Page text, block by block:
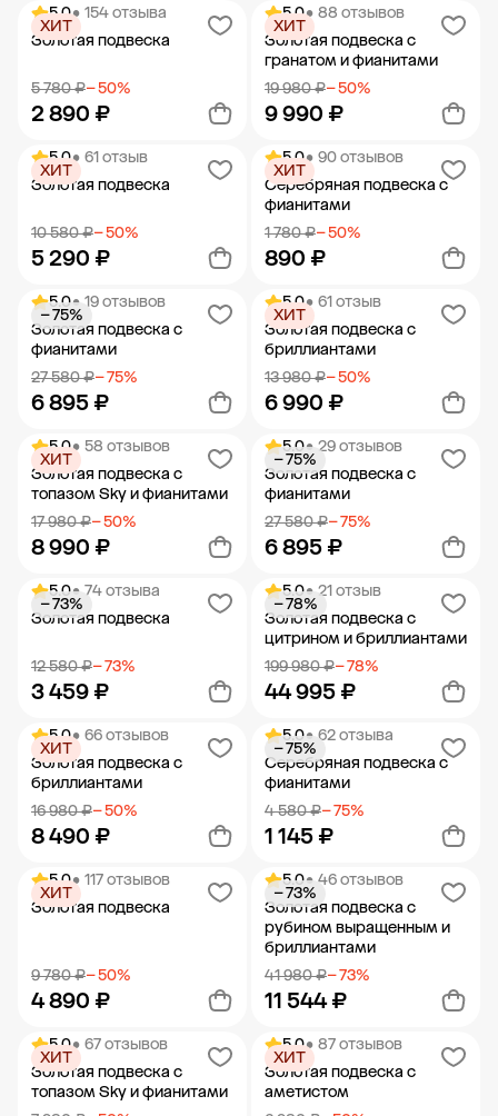
Добавить в корзину Добавить в корзину
5.0• 154 отзыва
Золотая подвеска
5 780 ₽− 50%
2 890 ₽
ХИТ
Добавить в корзину
5.0• 88 отзывов
Золотая подвеска с
гранатом и фианитами
19 980 ₽− 50%
9 990 ₽
ХИТ
Добавить в корзину
5.0• 61 отзыв
Золотая подвеска
10 580 ₽− 50%
5 290 ₽
ХИТ
Добавить в корзину
5.0• 90 отзывов
Серебряная подвеска с
фианитами
1 780 ₽− 50%
890 ₽
ХИТ
Добавить в корзину
5.0• 19 отзывов
Золотая подвеска с
фианитами
27 580 ₽− 75%
6 895 ₽
− 75%
Добавить в корзину
5.0• 61 отзыв
Золотая подвеска с
бриллиантами
13 980 ₽− 50%
6 990 ₽
ХИТ
Добавить в корзину
5.0• 58 отзывов
Золотая подвеска с
топазом Sky и фианитами
17 980 ₽− 50%
8 990 ₽
ХИТ
Добавить в корзину
5.0• 29 отзывов
Золотая подвеска с
фианитами
27 580 ₽− 75%
6 895 ₽
− 75%
Добавить в корзину
5.0• 74 отзыва
Золотая подвеска
12 580 ₽− 73%
3 459 ₽
− 73%
Добавить в корзину
5.0• 21 отзыв
Золотая подвеска с
цитрином и бриллиантами
199 980 ₽− 78%
44 995 ₽
− 78%
Добавить в корзину
5.0• 66 отзывов
Золотая подвеска с
бриллиантами
16 980 ₽− 50%
8 490 ₽
ХИТ
Добавить в корзину
5.0• 62 отзыва
Серебряная подвеска с
фианитами
4 580 ₽− 75%
1 145 ₽
− 75%
Добавить в корзину
5.0• 117 отзывов
Золотая подвеска
9 780 ₽− 50%
4 890 ₽
ХИТ
Добавить в корзину
5.0• 46 отзывов
Золотая подвеска с
рубином выращенным и
бриллиантами
41 980 ₽− 73%
11 544 ₽
− 73%
Добавить в корзину
5.0• 67 отзывов
Золотая подвеска с
топазом Sky и фианитами
ХИТ
5.0• 87 отзывов
Золотая подвеска с
аметистом
ХИТ